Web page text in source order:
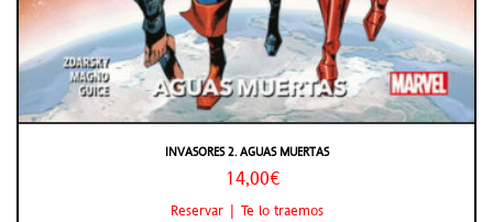
INVASORES 2. AGUAS MUERTAS
14,00€
Reservar | Te lo traemos